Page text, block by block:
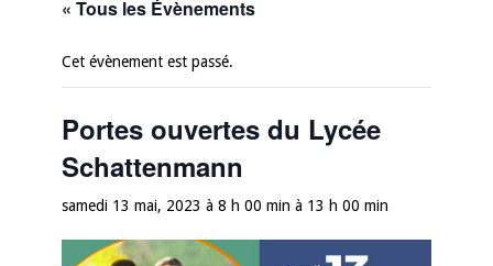
« Tous les Évènements
Cet évènement est passé.
Portes ouvertes du Lycée
Schattenmann
samedi 13 mai, 2023 à 8 h 00 min à 13 h 00 min